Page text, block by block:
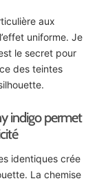
aux
uniforme. Je
le secret pour
des teintes
indigo permet
identiques crée
La chemise